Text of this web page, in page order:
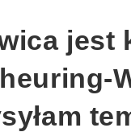
jest